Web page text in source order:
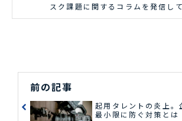
スク課題に関するコラムを発信して
前の記事
起用タレントの炎上。
最小限に防ぐ対策とは